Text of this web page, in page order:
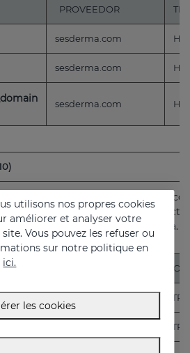
PROVEEDOR
sesderma.com
sesderma.com
sesderma.com
permiten a la página web
la página se comporta o el
en la que usted se encuentra.
TIPO
HTTP
HTTP
utilisons nos propres cookies
améliorer et analyser votre
Vous pouvez les refuser ou
sur notre politique en
ici.
les cookies